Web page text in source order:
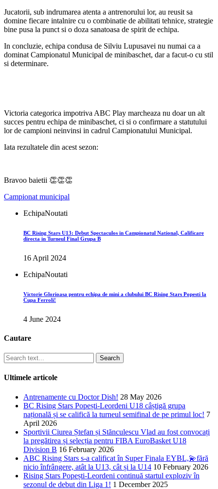
Jucatorii, sub indrumarea atenta a antrenorului lor, au reusit sa
domine fiecare intalnire cu o combinatie de abilitati tehnice, strategie
bine pusa la punct si o doza sanatoasa de spirit de echipa.
In concluzie, echipa condusa de Silviu Lupusavei nu numai ca a
dominat Campionatul Municipal de minibaschet, dar a facut-o cu stil
si determinare.
Victoria categorica impotriva ABC Play marcheaza nu doar un alt
succes pentru echipa de minibaschet, ci si o confirmare a statutului
lor de campioni neinvinsi in cadrul Campionatului Municipal.
Iata rezultatele din acest sezon:
Bravoo baietii 👏👏👏
Campionat municipal
EchipaNoutati
BC Rising Stars U13: Debut Spectaculos in Campionatul National, Calificare
directa in Turneul Final Grupa B
16 April 2024
EchipaNoutati
Victorie Glorioasa pentru echipa de mini a clubului BC Rising Stars Popesti la
Cupa Ferroli!
4 June 2024
Cautare
Search
Ultimele articole
Antrenamente cu Doctor Dish! 28 May 2026
BC Rising Stars Popești-Leordeni U18 câștigă grupa
națională și se califică la turneul semifinal de pe primul loc! 7
April 2026
Sportivii Ciurea Ștefan și Stănculescu Vlad au fost convocați
la pregătirea și selecția pentru FIBA EuroBasket U18
Division B 16 February 2026
ABC Rising Stars s-a calificat în Super Finala EYBL,💫fără
nicio înfrângere, atât la U13, cât și la U14 10 February 2026
Rising Stars Popești-Leordeni continuă startul exploziv în
sezonul de debut din Liga 1! 1 December 2025